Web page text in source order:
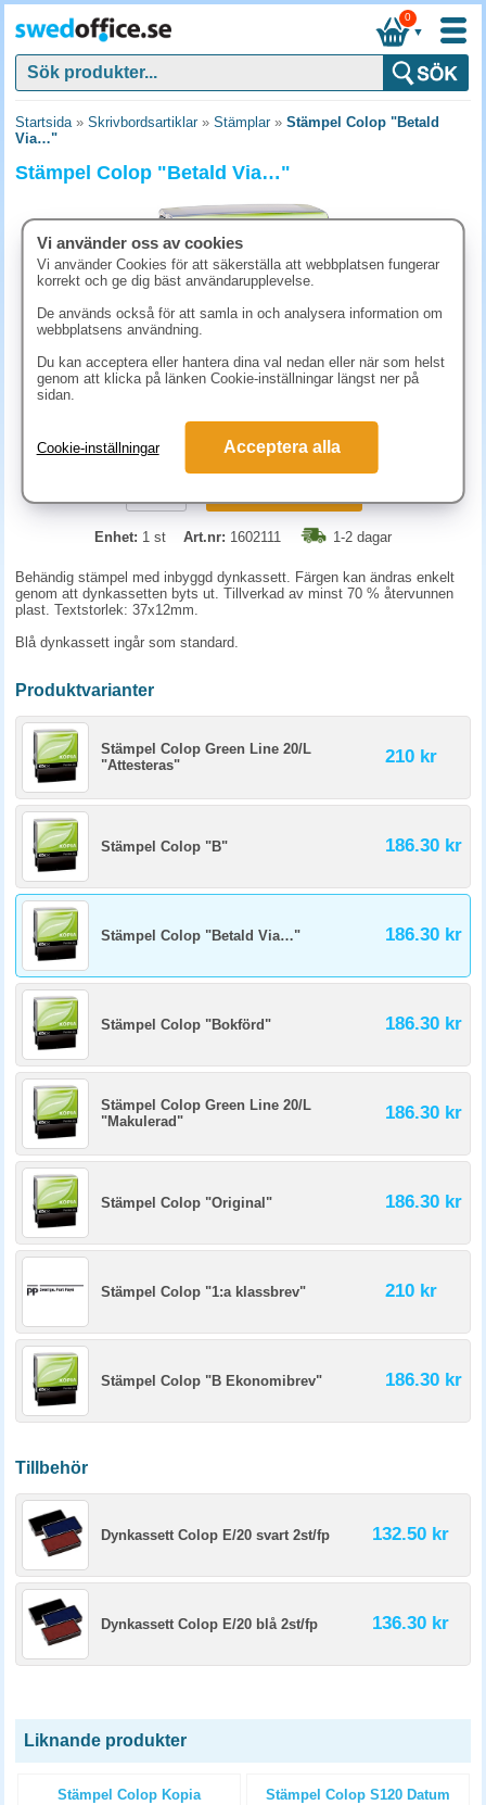
▼
0
Startsida» Skrivbordsartiklar» Stämplar» Stämpel Colop "Betald
Via…"
Stämpel Colop "Betald Via…"
186.30 kr (inkl. moms)
Enhet: 1 st Art.nr: 1602111 1-2 dagar
Behändig stämpel med inbyggd dynkassett. Färgen kan ändras enkelt
genom att dynkassetten byts ut. Tillverkad av minst 70 % återvunnen
plast. Textstorlek: 37x12mm.
Blå dynkassett ingår som standard.
Produktvarianter
Stämpel Colop Green Line 20/L
"Attesteras"
210 kr
Stämpel Colop "B" 186.30 kr
Stämpel Colop "Betald Via…" 186.30 kr
Stämpel Colop "Bokförd" 186.30 kr
Stämpel Colop Green Line 20/L
"Makulerad"
186.30 kr
Stämpel Colop "Original" 186.30 kr
Stämpel Colop "1:a klassbrev" 210 kr
Stämpel Colop "B Ekonomibrev" 186.30 kr
Tillbehör
Dynkassett Colop E/20 svart 2st/fp 132.50 kr
Dynkassett Colop E/20 blå 2st/fp 136.30 kr
Liknande produkter
Stämpel Colop Kopia Stämpel Colop S120 Datum
Vi använder oss av cookies
Vi använder Cookies för att säkerställa att webbplatsen fungerar
korrekt och ge dig bäst användarupplevelse.
De används också för att samla in och analysera information om
webbplatsens användning.
Du kan acceptera eller hantera dina val nedan eller när som helst
genom att klicka på länken Cookie-inställningar längst ner på
sidan.
Cookie-inställningar Acceptera alla